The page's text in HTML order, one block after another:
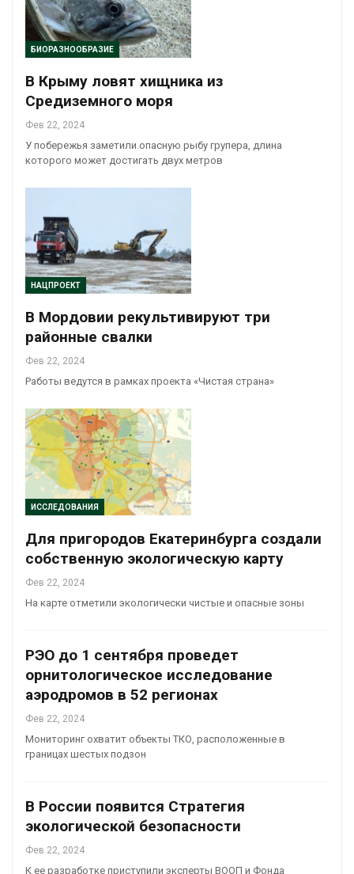
БИОРАЗНООБРАЗИЕ
В Крыму ловят хищника из
Средиземного моря
Фев 22, 2024
У побережья заметили опасную рыбу групера, длина
которого может достигать двух метров
НАЦПРОЕКТ
В Мордовии рекультивируют три
районные свалки
Фев 22, 2024
Работы ведутся в рамках проекта «Чистая страна»
ИССЛЕДОВАНИЯ
Для пригородов Екатеринбурга создали
собственную экологическую карту
Фев 22, 2024
На карте отметили экологически чистые и опасные зоны
РЭО до 1 сентября проведет
орнитологическое исследование
аэродромов в 52 регионах
Фев 22, 2024
Мониторинг охватит объекты ТКО, расположенные в
границах шестых подзон
В России появится Стратегия
экологической безопасности
Фев 22, 2024
К ее разработке приступили эксперты ВООП и Фонда